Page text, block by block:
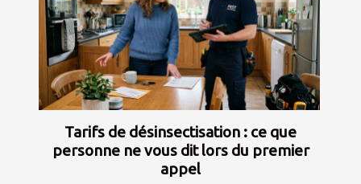
Tarifs de désinsectisation : ce que
personne ne vous dit lors du premier
appel